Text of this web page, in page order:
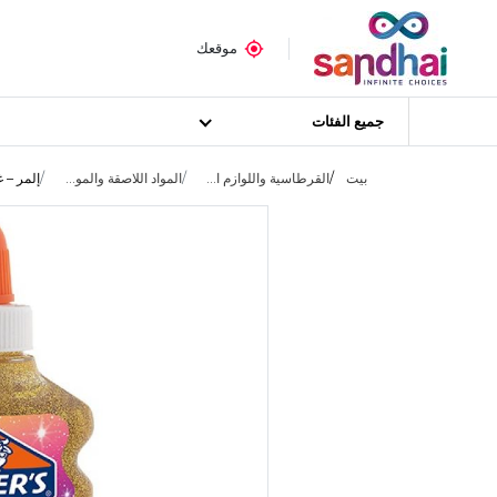
موقعك
جميع الفئات
بيت القرطاسية واللوازم ا... المواد اللاصقة والمو... إلمر –